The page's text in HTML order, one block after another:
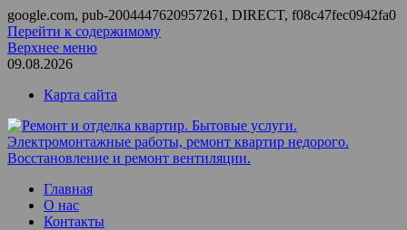
google.com, pub-2004447620957261, DIRECT, f08c47fec0942fa0
Перейти к содержимому
Верхнее меню
09.08.2026
Карта сайта
Ремонт и отделка квартир. Бытовые услуги.
Электромонтажные работы, ремонт квартир недорого.
Восстановление и ремонт вентиляции.
ООО Домус — ремонт квартир, обслуживание и ремонт
вентиляции, монтаж систем приточной вентиляции.
Главная
О нас
Контакты